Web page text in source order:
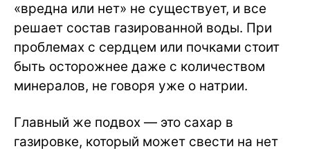
«вредна или нет» не существует, и все
решает состав газированной воды. При
проблемах с сердцем или почками стоит
быть осторожнее даже с количеством
минералов, не говоря уже о натрии.
Главный же подвох — это сахар в
газировке, который может свести на нет